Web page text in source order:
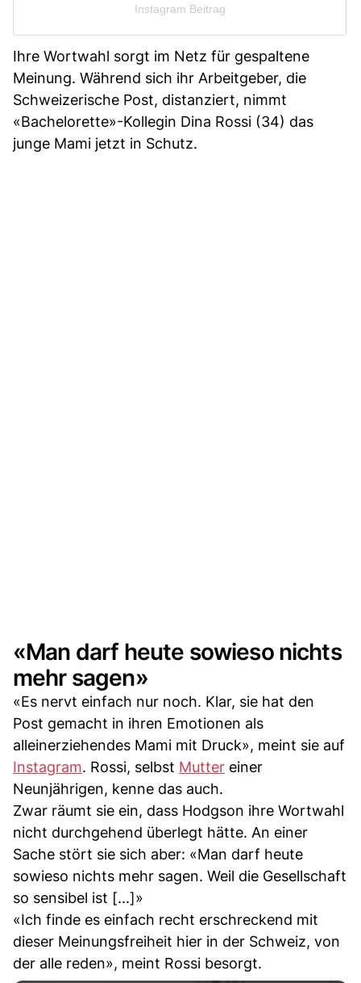
Instagram Beitrag
Ihre Wortwahl sorgt im Netz für gespaltene
Meinung. Während sich ihr Arbeitgeber, die
Schweizerische Post, distanziert, nimmt
«Bachelorette»-Kollegin Dina Rossi (34) das
junge Mami jetzt in Schutz.
«Man darf heute sowieso nichts
mehr sagen»
«Es nervt einfach nur noch. Klar, sie hat den
Post gemacht in ihren Emotionen als
alleinerziehendes Mami mit Druck», meint sie auf
Instagram. Rossi, selbst Mutter einer
Neunjährigen, kenne das auch.
Zwar räumt sie ein, dass Hodgson ihre Wortwahl
nicht durchgehend überlegt hätte. An einer
Sache stört sie sich aber: «Man darf heute
sowieso nichts mehr sagen. Weil die Gesellschaft
so sensibel ist [...]»
«Ich finde es einfach recht erschreckend mit
dieser Meinungsfreiheit hier in der Schweiz, von
der alle reden», meint Rossi besorgt.